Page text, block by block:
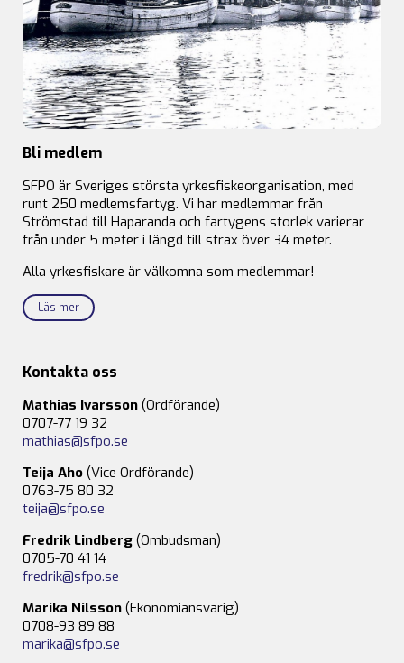
Bli medlem
SFPO är Sveriges största yrkesfiskeorganisation, med
runt 250 medlemsfartyg. Vi har medlemmar från
Strömstad till Haparanda och fartygens storlek varierar
från under 5 meter i längd till strax över 34 meter.
Alla yrkesfiskare är välkomna som medlemmar!
Läs mer
Kontakta oss
Mathias Ivarsson (Ordförande)
0707-77 19 32
mathias@sfpo.se
Teija Aho (Vice Ordförande)
0763-75 80 32
teija@sfpo.se
Fredrik Lindberg (Ombudsman)
0705-70 41 14
fredrik@sfpo.se
Marika Nilsson (Ekonomiansvarig)
0708-93 89 88
marika@sfpo.se